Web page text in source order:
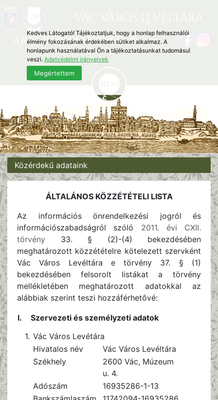
Archivum Vaciense
Közérdekű adataink
ÁLTALÁNOS KÖZZÉTÉTELI LISTA
Az információs önrendelkezési jogról és
információszabadságról szóló 2011. évi CXII.
törvény 33. § (2)-(4) bekezdésében
meghatározott közzétételre kötelezett szervként
Vác Város Levéltára e törvény 37. § (1)
bekezdésében felsorolt listákat a törvény
mellékletében meghatározott adatokkal az
alábbiak szerint teszi hozzáférhetővé:
I.
Szervezeti és személyzeti adatok
1. Vác Város Levétára
Hivatalos név
Vác Város Levéltára
Székhely
2600 Vác, Múzeum
u. 4.
Adószám
16935286-1-13
Kedves Látogató! Tájékoztatjuk, hogy a honlap felhasználói
élmény fokozásának érdekében sütiket alkalmaz. A
honlapunk használatával Ön a tájékoztatásunkat tudomásul
veszi. Adatvédelmi irányelvek
Megértettem